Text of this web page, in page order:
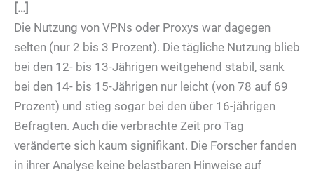
[…]
Die Nutzung von VPNs oder Proxys war dagegen
selten (nur 2 bis 3 Prozent). Die tägliche Nutzung blieb
bei den 12- bis 13-Jährigen weitgehend stabil, sank
bei den 14- bis 15-Jährigen nur leicht (von 78 auf 69
Prozent) und stieg sogar bei den über 16-jährigen
Befragten. Auch die verbrachte Zeit pro Tag
veränderte sich kaum signifikant. Die Forscher fanden
in ihrer Analyse keine belastbaren Hinweise auf